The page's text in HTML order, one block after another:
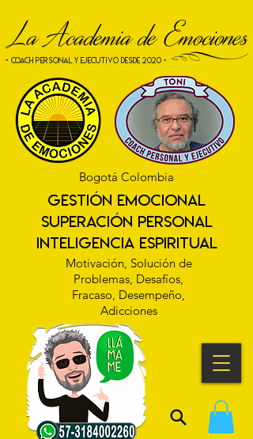
La Academia de Emociones
gestión emocional
superación personal
INTELIGENCIA ESPIRITUAL
[
• COACH PERSONAL Y EJECUTIVO desde 2020 •
Motivación, Solución de
Problemas, Desafíos,
Fracaso, Desempeño,
Adicciones
Bogotá Colombia